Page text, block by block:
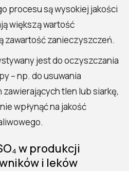
procesu są wysokiej jakości
większą wartość
zawartość zanieczyszczeń.
jest do oczyszczania
– np. do usuwania
tlen lub siarkę,
wpłynąć na jakość
w produkcji
i leków